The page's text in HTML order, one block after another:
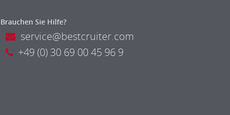
Brauchen Sie Hilfe?
service@bestcruiter.com
+49 (0) 30 69 00 45 96 9